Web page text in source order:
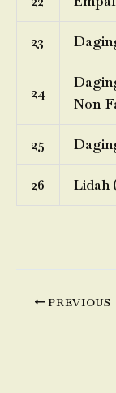
23
24
Non-
25
26 Lidah
PREVIOUS